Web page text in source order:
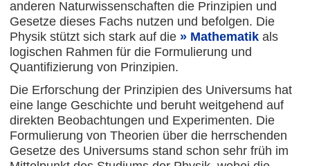
anderen Naturwissenschaften die Prinzipien und
Gesetze dieses Fachs nutzen und befolgen. Die
Physik stützt sich stark auf die
Mathematikals
logischen Rahmen für die Formulierung und
Quantifizierung von Prinzipien.
Die Erforschung der Prinzipien des Universums hat
eine lange Geschichte und beruht weitgehend auf
direkten Beobachtungen und Experimenten. Die
Formulierung von Theorien über die herrschenden
Gesetze des Universums stand schon sehr früh im